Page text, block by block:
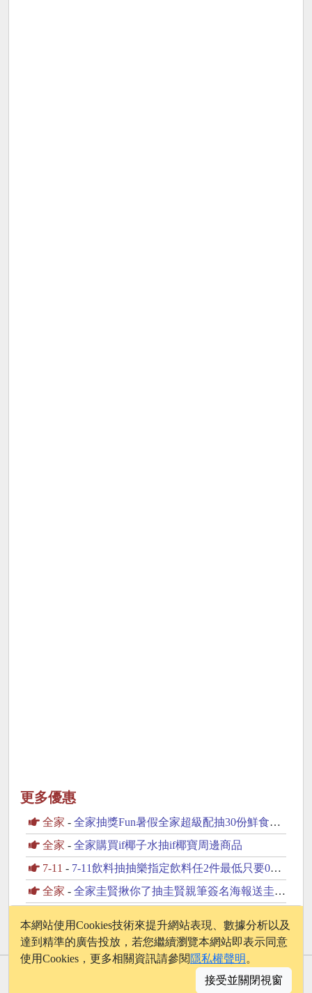
更多優惠
全家 - 全家抽獎Fun暑假全家超級配抽30份鮮食咖啡飲品
全家 - 全家購買if椰子水抽if椰寶周邊商品
7-11 - 7-11飲料抽抽樂指定飲料任2件最低只要0元起
全家 - 全家圭賢揪你了抽圭賢親筆簽名海報送圭賢小卡杯墊
© 2026 - onelife.tw
本網站使用Cookies技術來提升網站表現、數據分析以及
達到精準的廣告投放，若您繼續瀏覽本網站即表示同意
使用Cookies，更多相關資訊請參閱 隱私權聲明 。
接受並關閉視窗